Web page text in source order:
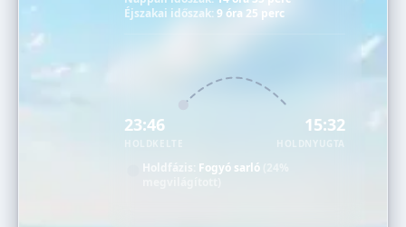
Éjszakai időszak:9 óra 25 perc
23:46 15:32
HOLDNYUGTA
Holdfázis: Fogyó sarló